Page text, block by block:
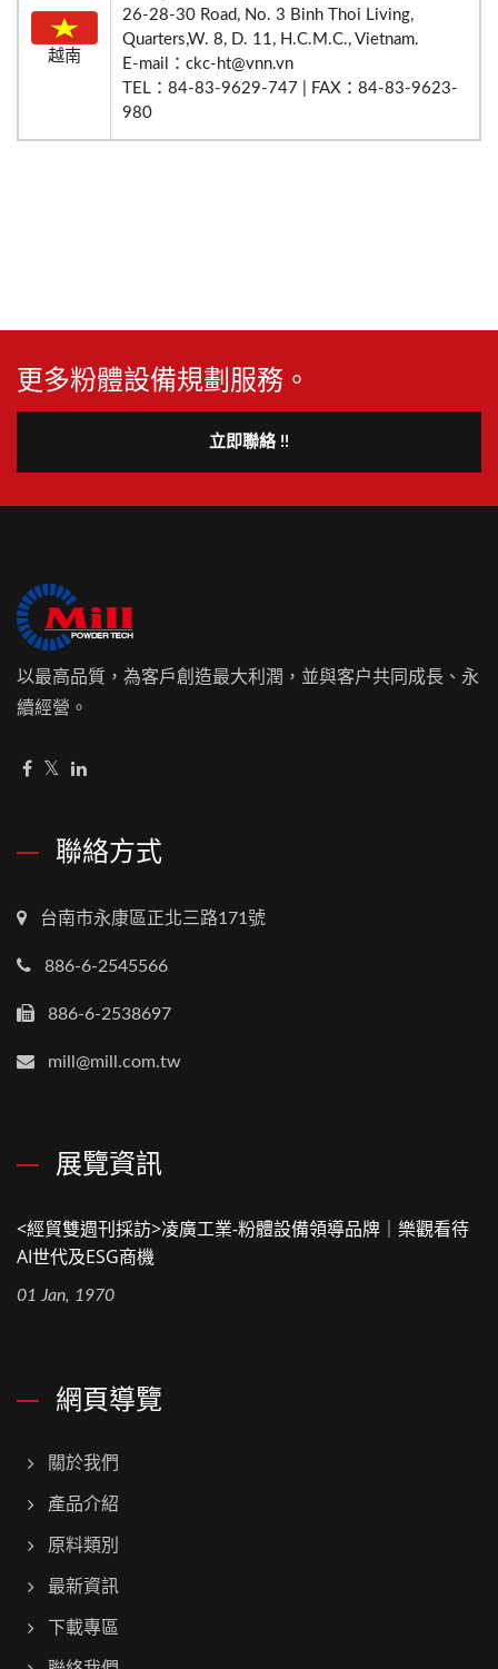
越南
26-28-30 Road, No. 3 Binh Thoi Living,
Quarters,W. 8, D. 11, H.C.M.C., Vietnam.
E-mail：ckc-ht@vnn.vn
TEL：84-83-9629-747 | FAX：84-83-9623-
980
更多粉體設備規劃服務。
立即聯絡 !!
以最高品質，為客戶創造最大利潤，並與客户共同成長、永
續經營。
聯絡方式
台南市永康區正北三路171號
886-6-2545566
886-6-2538697
mill@mill.com.tw
展覽資訊
<經貿雙週刊採訪>凌廣工業-粉體設備領導品牌｜樂觀看待
AI世代及ESG商機
01 Jan, 1970
網頁導覽
關於我們
產品介紹
原料類別
最新資訊
下載專區